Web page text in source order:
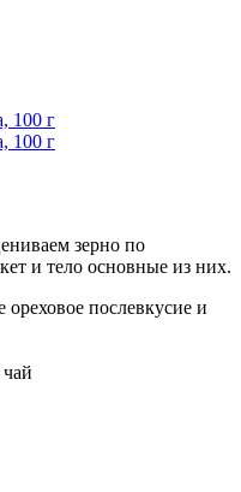
зерно по
и тело основные из них.
ореховое послевкусие и